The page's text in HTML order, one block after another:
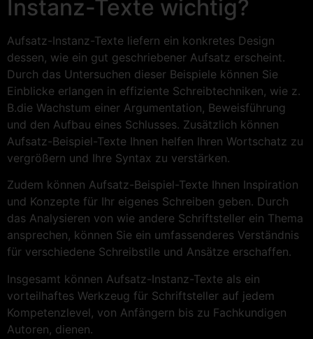
Instanz-Texte wichtig?
Aufsatz-Instanz-Texte liefern ein konkretes Design
dessen, wie ein gut geschriebener Aufsatz erscheint.
Durch das Untersuchen dieser Beispiele können Sie
Einblicke erlangen in effiziente Schreibtechniken, wie z.
B.die Wachstum einer Argumentation, Beweisführung
und den Aufbau eines Schlusses. Zusätzlich können
Aufsatz-Beispiel-Texte Ihnen helfen Ihren Wortschatz zu
vergrößern und Ihre Syntax zu verstärken.
Zudem können Aufsatz-Beispiel-Texte Ihnen Inspiration
und Konzepte für Ihr eigenes Schreiben geben. Durch
das Analysieren von wie andere Schriftsteller ein Thema
ansprechen, können Sie ein umfassenderes Verständnis
für verschiedene Schreibstile und Ansätze erschaffen.
Insgesamt können Aufsatz-Instanz-Texte als ein
vorteilhaftes Werkzeug für Schriftsteller auf jedem
Kompetenzlevel, von Anfängern bis zu Fachkundigen
Autoren, dienen.